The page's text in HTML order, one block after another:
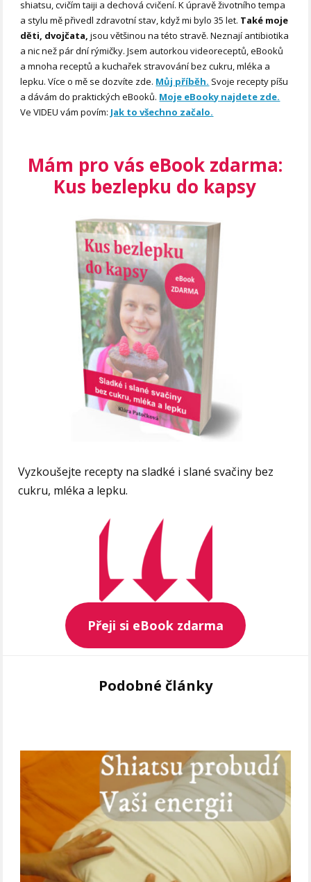
shiatsu, cvičím taiji a dechová cvičení. K úpravě životního tempa
a stylu mě přivedl zdravotní stav, když mi bylo 35 let. Také moje
děti, dvojčata, jsou většinou na této stravě. Neznají antibiotika
a nic než pár dní rýmičky. Jsem autorkou videoreceptů, eBooků
a mnoha receptů a kuchařek stravování bez cukru, mléka a
lepku. Více o mě se dozvíte zde. Můj příběh. Svoje recepty píšu
a dávám do praktických eBooků. Moje eBooky najdete zde.
Ve VIDEU vám povím: Jak to všechno začalo.
Mám pro vás eBook zdarma:
Kus bezlepku do kapsy
Vyzkoušejte recepty na sladké i slané svačiny bez
cukru, mléka a lepku.
Přeji si eBook zdarma
Podobné články